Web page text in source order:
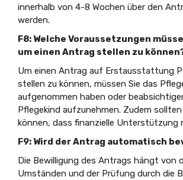
innerhalb von 4-8 Wochen über den
werden.
F8: Welche Voraussetzungen
um einen Antrag stellen zu
Um einen Antrag auf Erstausstattung
stellen zu können, müssen Sie das
aufgenommen haben oder
Pflegekind aufzunehmen. Zudem
können, dass finanzielle Unterstützung
F9: Wird der Antrag automatisch
Die Bewilligung des Antrags hängt von
Umständen und der Prüfung durch die